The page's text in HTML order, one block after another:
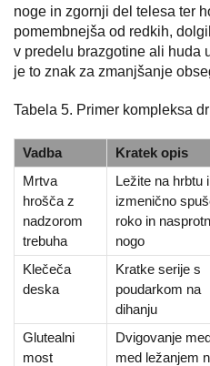
noge in zgornji del telesa ter
pomembnejša od redkih,
v predelu brazgotine ali huda
je to znak za zmanjšanje
Tabela 5. Primer kompleksa
Vadba Kratek opis
Mrtva
hrošča z
nadzorom
trebuha
Ležite na hrbtu
izmenično
roko in
nogo
Klečeča
deska
Kratke serije s
poudarkom na
dihanju
Glutealni
most
Dvigovanje
med ležanjem